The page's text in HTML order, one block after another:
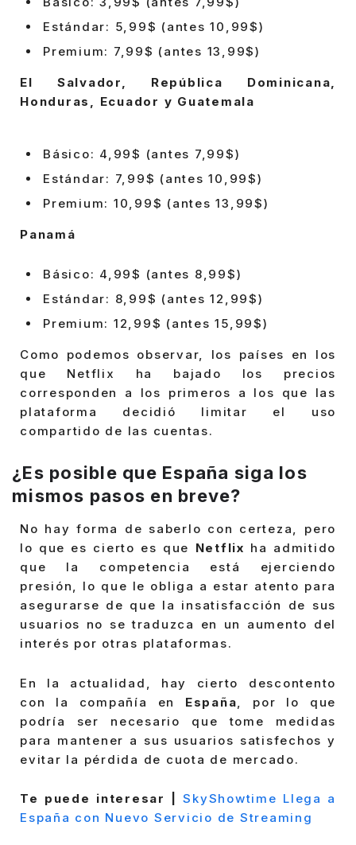
Estándar: 5,99$ (antes 10,99$)
Premium: 7,99$ (antes 13,99$)
El Salvador, República Dominicana,
Honduras, Ecuador y Guatemala
Básico: 4,99$ (antes 7,99$)
Estándar: 7,99$ (antes 10,99$)
Premium: 10,99$ (antes 13,99$)
Panamá
Básico: 4,99$ (antes 8,99$)
Estándar: 8,99$ (antes 12,99$)
Premium: 12,99$ (antes 15,99$)
Como podemos observar, los países en los
que Netflix ha bajado los precios
corresponden a los primeros a los que las
plataforma decidió limitar el uso
compartido de las cuentas.
¿Es posible que España siga los
mismos pasos en breve?
No hay forma de saberlo con certeza, pero
lo que es cierto es que Netflix ha admitido
que la competencia está ejerciendo
presión, lo que le obliga a estar atento para
asegurarse de que la insatisfacción de sus
usuarios no se traduzca en un aumento del
interés por otras plataformas.
En la actualidad, hay cierto descontento
con la compañía en España , por lo que
podría ser necesario que tome medidas
para mantener a sus usuarios satisfechos y
evitar la pérdida de cuota de mercado.
Te puede interesar |SkyShowtime Llega a
España con Nuevo Servicio de Streaming